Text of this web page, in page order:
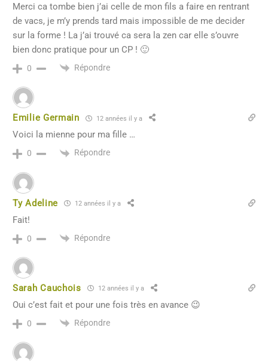
Merci ca tombe bien j’ai celle de mon fils a faire en rentrant
de vacs, je m’y prends tard mais impossible de me decider
sur la forme ! La j’ai trouvé ca sera la zen car elle s’ouvre
bien donc pratique pour un CP ! 🙂
0 Répondre
Emilie Germain 12 années il y a
Voici la mienne pour ma fille …
0 Répondre
Ty Adeline 12 années il y a
Fait!
0 Répondre
Sarah Cauchois 12 années il y a
Oui c’est fait et pour une fois très en avance 😉
0 Répondre